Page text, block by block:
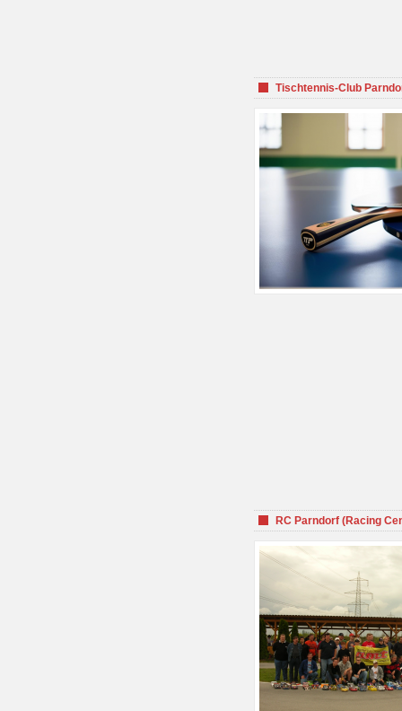
Tischtennis-Club
RC Parndorf (Racing